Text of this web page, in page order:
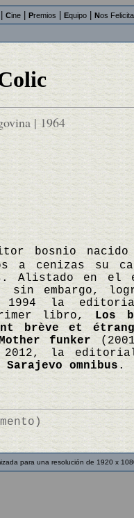
Cine Premios Equipo Nos
| 1964
bosnio nacido
a cenizas su
Alistado en el
sin embargo,
1994 la
libro, Los
brève et
funker
la editorial
Sarajevo omnibus .
para una resolución de 1920 x